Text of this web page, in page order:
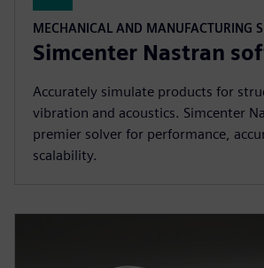
MECHANICAL AND MANUFACTURING
Simcenter Nastran
Accurately simulate products for
vibration and acoustics. Simcenter
premier solver for performance,
scalability.